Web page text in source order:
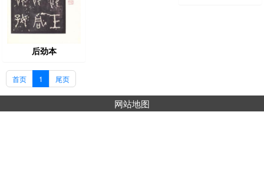
后劲本
首页 1 尾页
网站地图